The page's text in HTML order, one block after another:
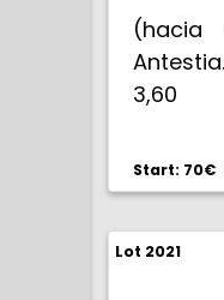
(hacia
3,60
Start: 70€
Lot 2021